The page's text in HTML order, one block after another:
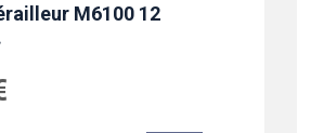
M6100 12